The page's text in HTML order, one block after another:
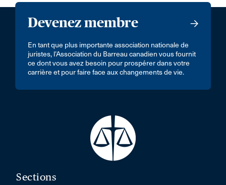
Devenez membre
En tant que plus importante association nationale de
juristes, l’Association du Barreau canadien vous fournit
ce dont vous avez besoin pour prospérer dans votre
carrière et pour faire face aux changements de vie.
Sections